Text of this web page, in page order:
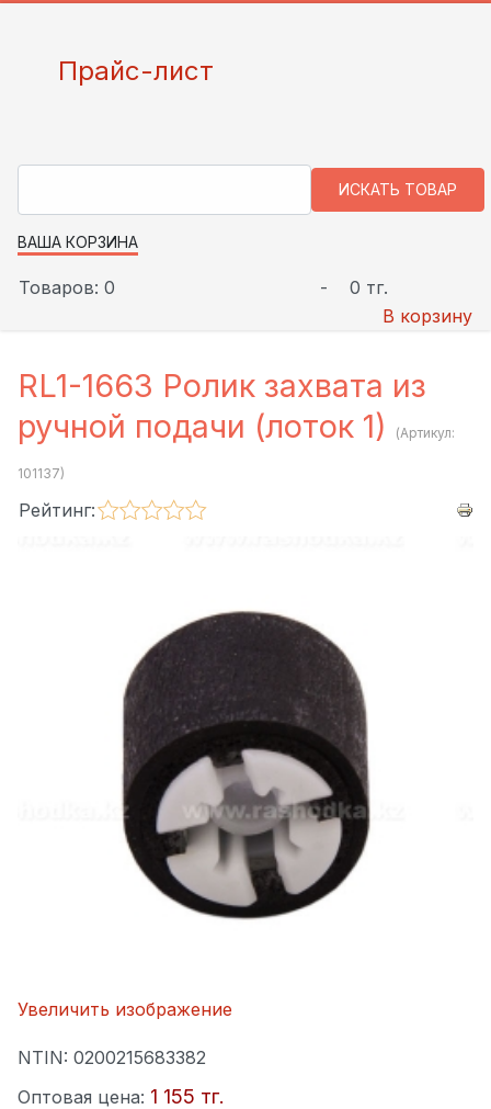
Прайс-лист
ВАША КОРЗИНА
Товаров: 0 -
0 тг.
В корзину
RL1-1663 Ролик захвата из
ручной подачи (лоток 1)
(Артикул:
101137)
Рейтинг:
Увеличить изображение
NTIN: 0200215683382
Оптовая цена: 1 155 тг.